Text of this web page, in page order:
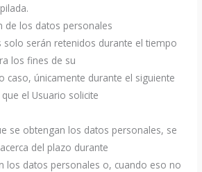
de los datos personales
solo serán retenidos durante el tiempo
los fines de su
caso, únicamente durante el siguiente
el Usuario solicite
se obtengan los datos personales, se
del plazo durante
los datos personales o, cuando eso no